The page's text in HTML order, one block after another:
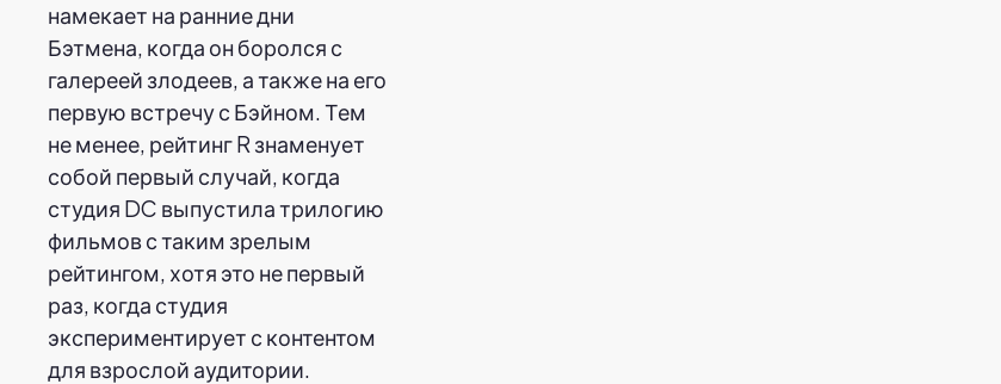
намекает на ранние дни
Бэтмена, когда он боролся с
галереей злодеев, а также на его
первую встречу с Бэйном. Тем
не менее, рейтинг R знаменует
собой первый случай, когда
студия DC выпустила трилогию
фильмов с таким зрелым
рейтингом, хотя это не первый
раз, когда студия
экспериментирует с контентом
для взрослой аудитории.